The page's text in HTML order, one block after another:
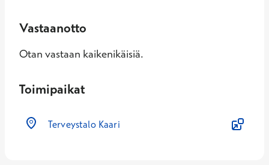
Vastaanotto
Otan vastaan kaikenikäisiä.
Toimipaikat
Terveystalo Kaari